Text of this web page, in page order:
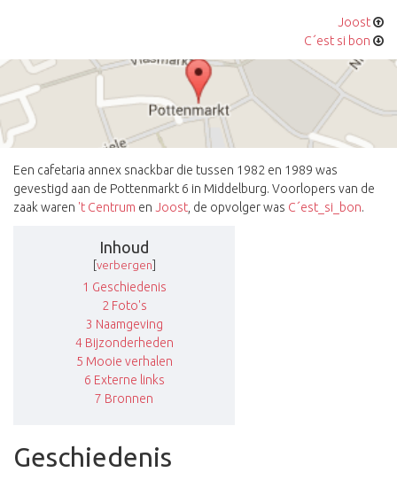
Joost
C´est si bon
Een cafetaria annex snackbar die tussen 1982 en 1989 was
gevestigd aan de Pottenmarkt 6 in Middelburg. Voorlopers van de
zaak waren 't Centrum en Joost , de opvolger was C´est_si_bon.
Inhoud
verbergen
1 Geschiedenis
2 Foto's
3 Naamgeving
4 Bijzonderheden
5 Mooie verhalen
6 Externe links
7 Bronnen
Geschiedenis